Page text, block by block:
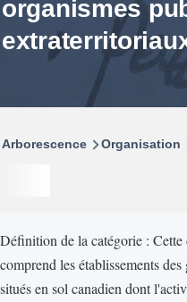
organismes
Fil
Arborescence Organisation
Définition de la catégorie : Cette
comprend les établissements
situés en sol canadien dont